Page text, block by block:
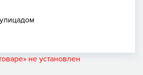
улицадом
не установлен